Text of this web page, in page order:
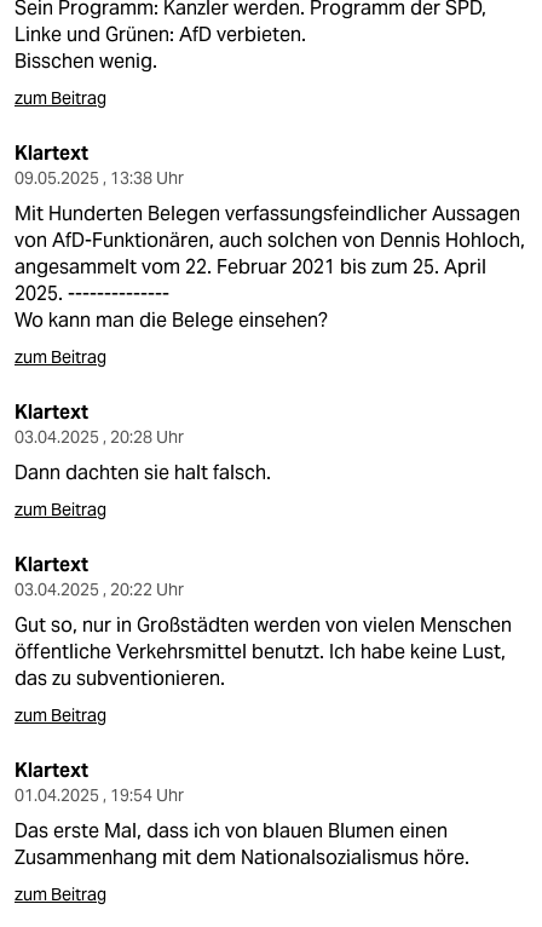
Sein Programm: Kanzler werden. Programm der SPD,
Linke und Grünen: AfD verbieten.
Bisschen wenig.
zum Beitrag
Klartext
09.05.2025 , 13:38 Uhr
Mit Hunderten Belegen verfassungsfeindlicher Aussagen
von AfD-Funktionären, auch solchen von Dennis Hohloch,
angesammelt vom 22. Februar 2021 bis zum 25. April
2025. --------------
Wo kann man die Belege einsehen?
zum Beitrag
Klartext
03.04.2025 , 20:28 Uhr
Dann dachten sie halt falsch.
zum Beitrag
Klartext
03.04.2025 , 20:22 Uhr
Gut so, nur in Großstädten werden von vielen Menschen
öffentliche Verkehrsmittel benutzt. Ich habe keine Lust,
das zu subventionieren.
zum Beitrag
Klartext
01.04.2025 , 19:54 Uhr
Das erste Mal, dass ich von blauen Blumen einen
Zusammenhang mit dem Nationalsozialismus höre.
zum Beitrag